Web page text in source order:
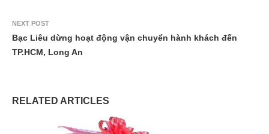
NEXT POST
Bạc Liêu dừng hoạt động vận chuyển hành khách đến
TP.HCM, Long An
RELATED ARTICLES